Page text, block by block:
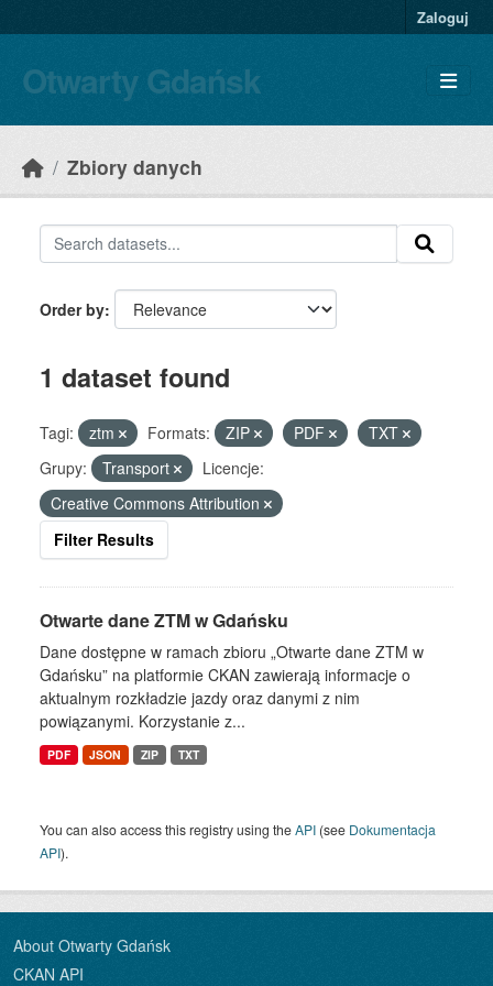
Zaloguj
Otwarty Gdańsk
Zbiory danych
Order by
1 dataset found
Tagi: ztm Formats: ZIP PDF
TXT
Grupy:
Transport
Licencje:
Creative Commons Attribution
Filter Results
Otwarte dane ZTM w Gdańsku
Dane dostępne w ramach zbioru „Otwarte dane ZTM w
Gdańsku” na platformie CKAN zawierają informacje o
aktualnym rozkładzie jazdy oraz danymi z nim
powiązanymi. Korzystanie z...
PDF JSON ZIP TXT
You can also access this registry using theAPI (see Dokumentacja
API).
About Otwarty Gdańsk
CKAN API